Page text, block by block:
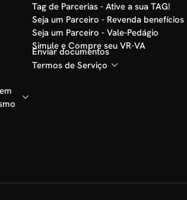
Tag de Parcerias - Ative a sua TAG!
Seja um Parceiro - Revenda benefícios
Seja um Parceiro - Vale-Pedágio
Simule e Compre seu VR-VA
Enviar documentos
Termos de Serviço